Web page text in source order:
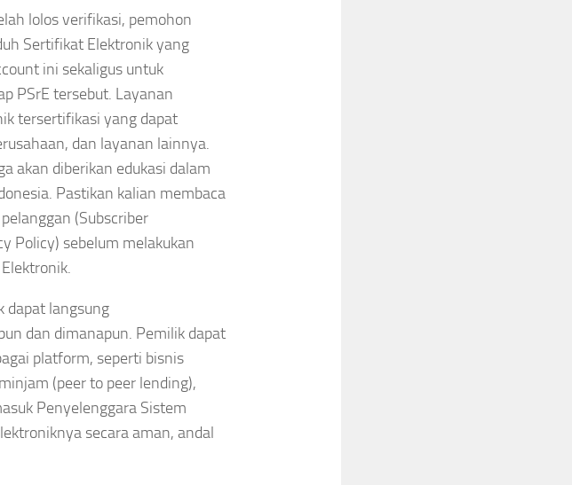
lolos verifikasi, pemohon
Sertifikat Elektronik yang
ini sekaligus untuk
PSrE tersebut. Layanan
tersertifikasi yang dapat
dan layanan lainnya.
akan diberikan edukasi dalam
Pastikan kalian membaca
(Subscriber
Policy) sebelum melakukan
dapat langsung
dan dimanapun. Pemilik dapat
platform, seperti bisnis
(peer to peer lending),
Penyelenggara Sistem
secara aman, andal